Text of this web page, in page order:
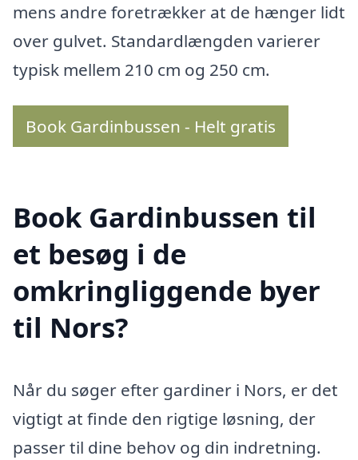
mens andre foretrækker at de hænger lidt
over gulvet. Standardlængden varierer
typisk mellem 210 cm og 250 cm.
Book Gardinbussen - Helt gratis
Book Gardinbussen til
et besøg i de
omkringliggende byer
til Nors?
Når du søger efter gardiner i Nors, er det
vigtigt at finde den rigtige løsning, der
passer til dine behov og din indretning.